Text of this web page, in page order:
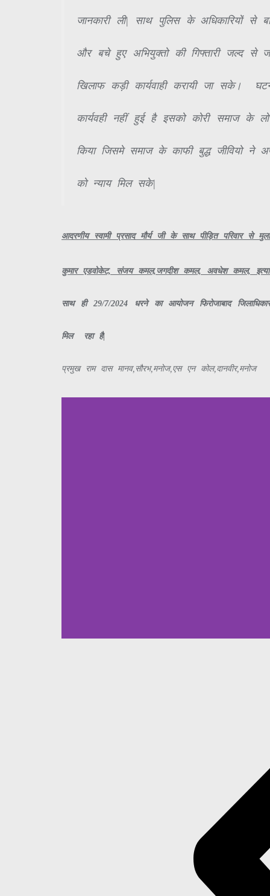
जानकारी ली| साथ पुलिस के अधिकारियों से
और बचे हुए अभियुक्तो की गिफ्तारी जल्द से
खिलाफ कड़ी कार्यवाही करायी जा सके।
कार्यवही नहीं हुई है इसको कोरी समाज के
किया जिसमे समाज के काफी बुद्ध जीवियो ने
को न्याय मिल सके|
आदरणीय स्वामी प्रसाद मौर्य जी के साथ पीड़ित परिवार
कुमार एडवोकेट, संजय कमल,जगदीश कमल, अवधेश कमल,
साथ ही 29/7/2024 धरने का आयोजन फिरोजाबाद
मिल रहा है|
प्रमुख राम दास मानव,सौरभ,मनोज,एस एन कोल,दानवीर,मनोज